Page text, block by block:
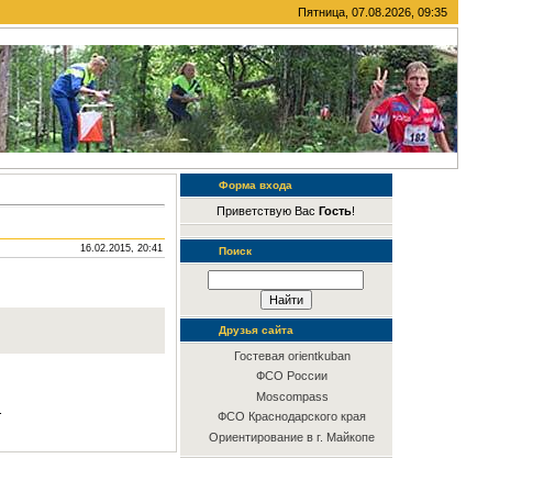
Пятница, 07.08.2026, 09:35
16.02.2015, 20:41
Форма входа
Приветствую ВасГость!
Поиск
Друзья сайта
Гостевая orientkuban
ФСО России
Moscompass
ФСО Краснодарского края
Ориентирование в г. Майкопе